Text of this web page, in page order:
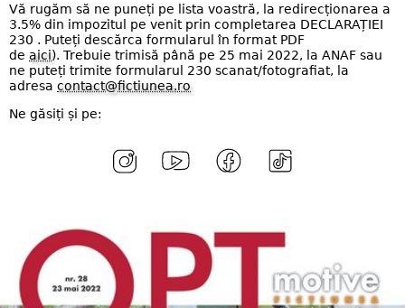
Vă rugăm să ne puneți pe lista voastră, la redirecționarea a
3.5% din impozitul pe venit prin completarea DECLARAȚIEI
230 . Puteți descărca formularul în format PDF
de aici). Trebuie trimisă până pe 25 mai 2022, la ANAF sau
ne puteți trimite formularul 230 scanat/fotografiat, la
adresa contact@fictiunea.ro
Ne găsiți și pe: